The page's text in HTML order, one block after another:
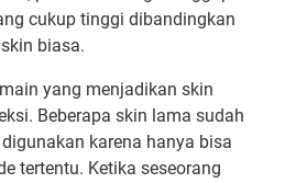
cukup tinggi dibandingkan
biasa.
yang menjadikan skin
Beberapa skin lama sudah
karena hanya bisa
tertentu. Ketika seseorang